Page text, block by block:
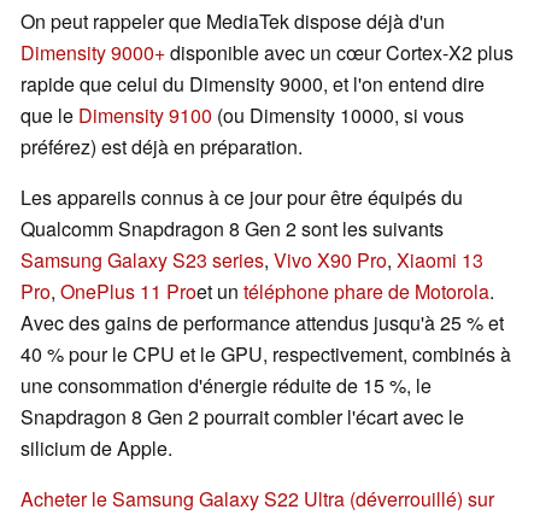
On peut rappeler que MediaTek dispose déjà d'un
Dimensity 9000+disponible avec un cœur Cortex-X2 plus
rapide que celui du Dimensity 9000, et l'on entend dire
que le Dimensity 9100 (ou Dimensity 10000, si vous
préférez) est déjà en préparation.
Les appareils connus à ce jour pour être équipés du
Qualcomm Snapdragon 8 Gen 2 sont les suivants
Samsung Galaxy S23 series, Vivo X90 Pro, Xiaomi 13
Pro, OnePlus 11 Proet un téléphone phare de Motorola.
Avec des gains de performance attendus jusqu'à 25 % et
40 % pour le CPU et le GPU, respectivement, combinés à
une consommation d'énergie réduite de 15 %, le
Snapdragon 8 Gen 2 pourrait combler l'écart avec le
silicium de Apple.
Acheter le Samsung Galaxy S22 Ultra (déverrouillé) sur